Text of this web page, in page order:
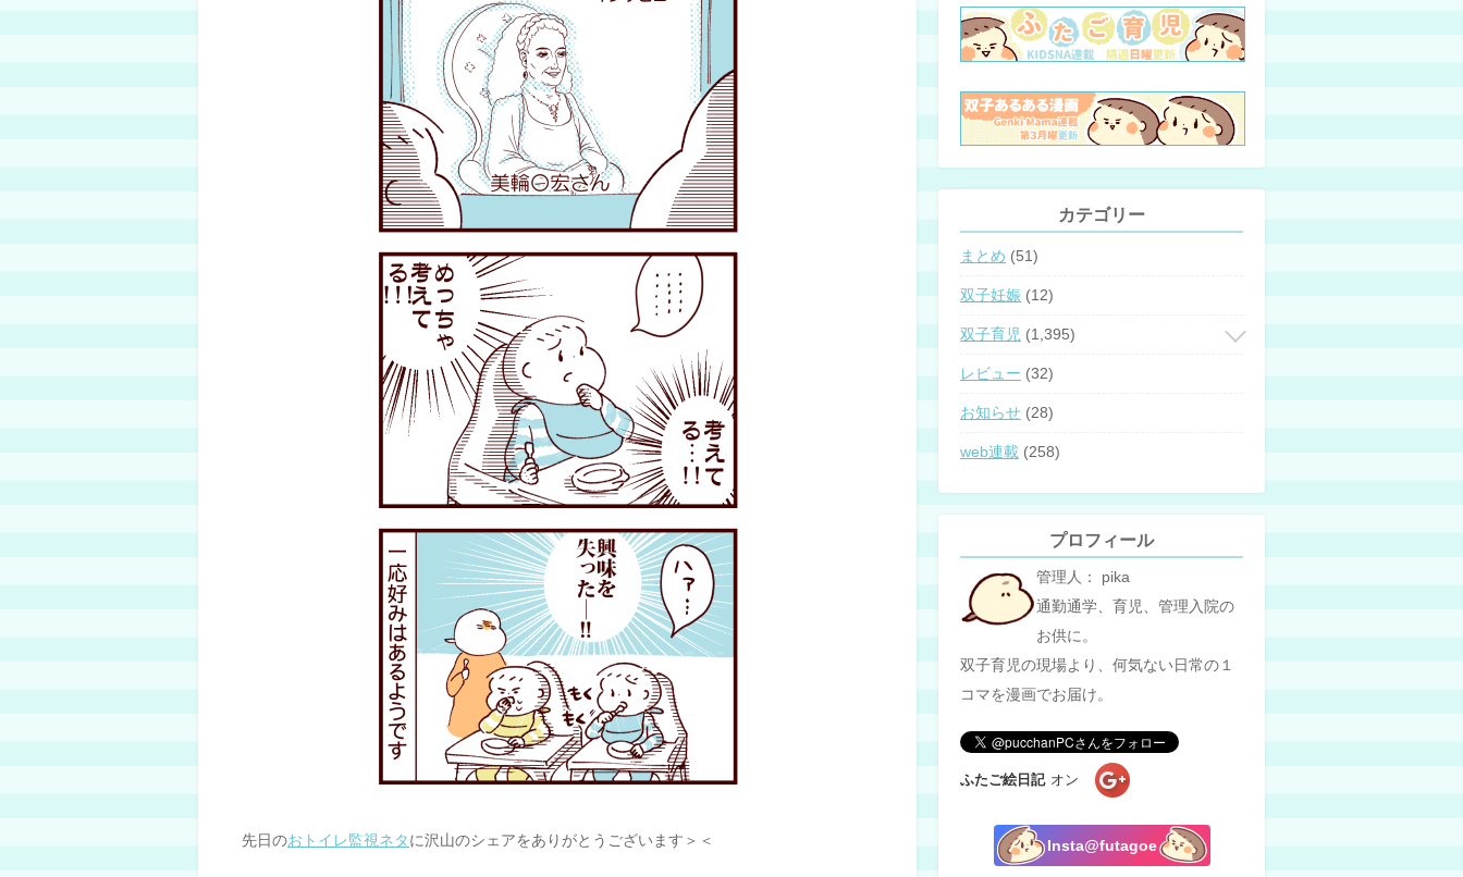
先日のおトイレ監視ネタに沢山のシェアをありがとうございます＞＜
カテゴリー
まとめ (51)
双子妊娠 (12)
双子育児 (1,395)
レビュー (32)
お知らせ (28)
web連載 (258)
プロフィール
管理人： pika
通勤通学、育児、管理入院の
お供に。
双子育児の現場より、何気ない日常の１
コマを漫画でお届け。
ふたご絵日記 オン
Insta@futagoe